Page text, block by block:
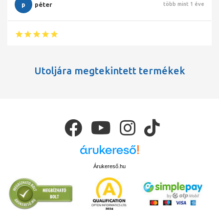
p péter több mint 1 éve
Utoljára megtekintett termékek
Árukereső.hu